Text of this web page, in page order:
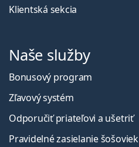
Klientská sekcia
Naše služby
Bonusový program
Zľavový systém
Odporučiť priateľovi a ušetriť
Pravidelné zasielanie šošoviek